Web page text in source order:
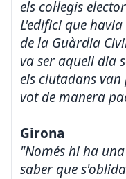
els col·legis
L'edifici que
de la Guàrdia
va ser aquell dia
els ciutadans
vot de manera
Girona
"Només hi ha
saber que